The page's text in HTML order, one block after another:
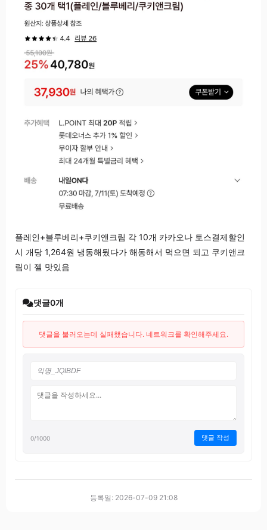
플레인+블루베리+쿠키앤크림 각 10개 카카오나 토스결제할인
시 개당 1,264원 냉동해뒀다가 해동해서 먹으면 되고 쿠키앤크
림이 젤 맛있음
댓글0개
댓글을 불러오는데 실패했습니다. 네트워크를 확인해주세요.
0/1000 댓글 작성
등록일: 2026-07-09 21:08